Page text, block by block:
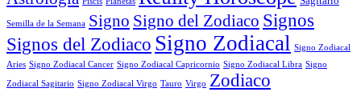
Semilla de la Semana Signo Signo del Zodiaco Signos
Signos del Zodiaco Signo Zodiacal Signo Zodiacal
Aries Signo Zodiacal Cancer Signo Zodiacal Capricornio Signo Zodiacal Libra Signo
Zodiacal Sagitario Signo Zodiacal Virgo Tauro Virgo Zodiaco